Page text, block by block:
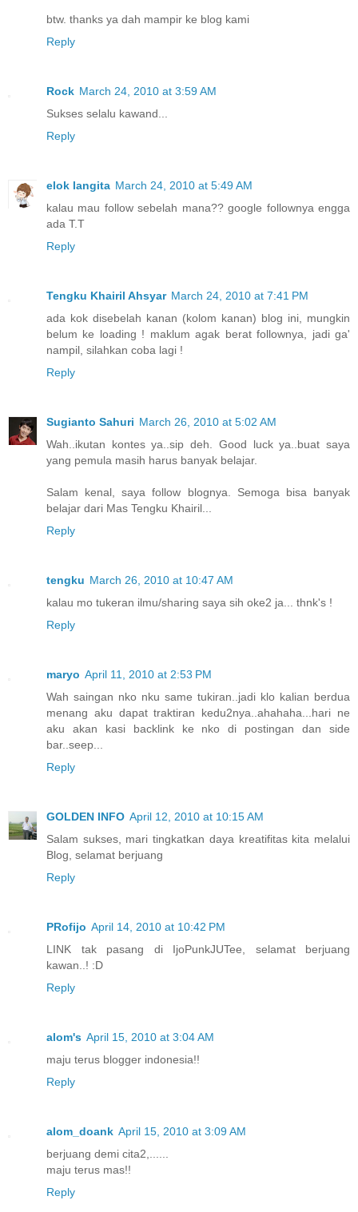
btw. thanks ya dah mampir ke blog kami
Reply
Rock March 24, 2010 at 3:59 AM
Sukses selalu kawand...
Reply
elok langita March 24, 2010 at 5:49 AM
kalau mau follow sebelah mana?? google follownya engga
ada T.T
Reply
Tengku Khairil Ahsyar March 24, 2010 at 7:41 PM
ada kok disebelah kanan (kolom kanan) blog ini, mungkin
belum ke loading ! maklum agak berat follownya, jadi ga'
nampil, silahkan coba lagi !
Reply
Sugianto Sahuri March 26, 2010 at 5:02 AM
Wah..ikutan kontes ya..sip deh. Good luck ya..buat saya
yang pemula masih harus banyak belajar.
Salam kenal, saya follow blognya. Semoga bisa banyak
belajar dari Mas Tengku Khairil...
Reply
tengku March 26, 2010 at 10:47 AM
kalau mo tukeran ilmu/sharing saya sih oke2 ja... thnk's !
Reply
maryo April 11, 2010 at 2:53 PM
Wah saingan nko nku same tukiran..jadi klo kalian berdua
menang aku dapat traktiran kedu2nya..ahahaha...hari ne
aku akan kasi backlink ke nko di postingan dan side
bar..seep...
Reply
GOLDEN INFO April 12, 2010 at 10:15 AM
Salam sukses, mari tingkatkan daya kreatifitas kita melalui
Blog, selamat berjuang
Reply
PRofijo April 14, 2010 at 10:42 PM
LINK tak pasang di IjoPunkJUTee, selamat berjuang
kawan..! :D
Reply
alom's April 15, 2010 at 3:04 AM
maju terus blogger indonesia!!
Reply
alom_doank April 15, 2010 at 3:09 AM
berjuang demi cita2,......
maju terus mas!!
Reply